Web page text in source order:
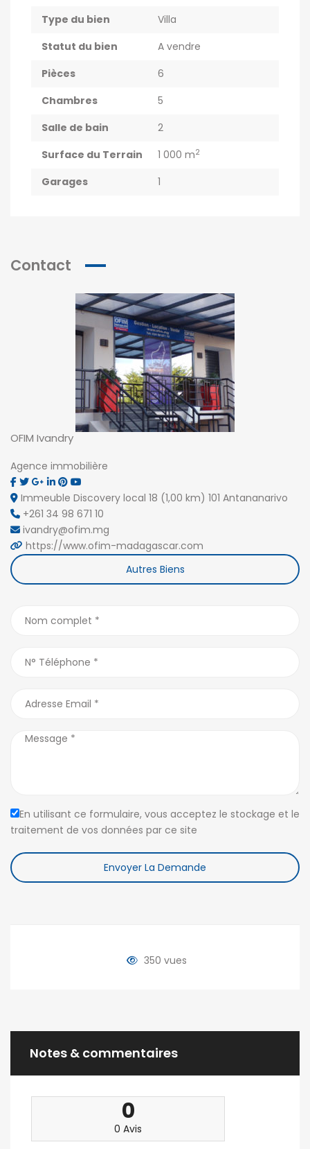
Type du bien
Villa
Statut du bien
A vendre
Pièces
6
Chambres
5
Salle de bain
2
Surface du Terrain
1 000 m2
Garages 1
Contact
OFIM Ivandry
Agence immobilière
Immeuble Discovery local 18 (1,00 km) 101 Antananarivo
+261 34 98 671 10
ivandry@ofim.mg
https://www.ofim-madagascar.com
Autres Biens
En utilisant ce formulaire, vous acceptez le stockage et le
traitement de vos données par ce site
Envoyer La Demande
350 vues
Notes & commentaires
0
0 Avis